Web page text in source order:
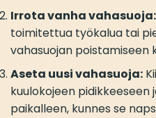
Irrota vanha vahasuoja:
toimitettua työkalua tai
vahasuojan poistamiseen
Aseta uusi vahasuoja:
kuulokojeen pidikkeeseen
paikalleen, kunnes se